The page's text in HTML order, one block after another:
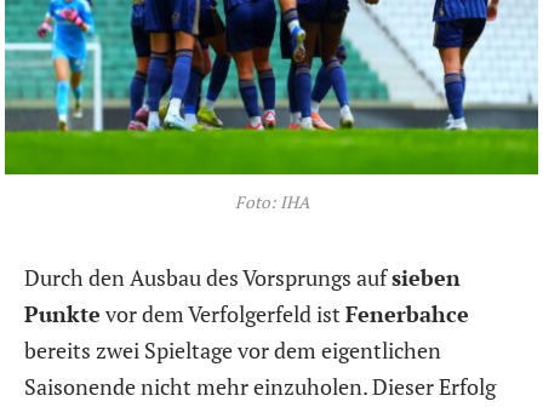
Foto: IHA
Durch den Ausbau des Vorsprungs aufsieben
Punkte vor dem Verfolgerfeld ist Fenerbahce
bereits zwei Spieltage vor dem eigentlichen
Saisonende nicht mehr einzuholen. Dieser Erfolg